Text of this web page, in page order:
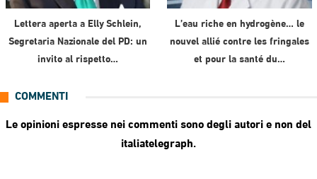
Lettera aperta a Elly Schlein,
Segretaria Nazionale del PD: un
invito al rispetto…
L’eau riche en hydrogène… le
nouvel allié contre les fringales
et pour la santé du…
COMMENTI
Le opinioni espresse nei commenti sono degli autori e non del
italiatelegraph.